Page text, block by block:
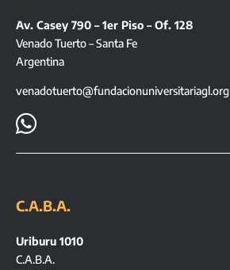
Av. Casey 790 – 1er Piso – Of. 128
Venado Tuerto – Santa Fe
Argentina
venadotuerto@fundacionuniversitariagl.org

C.A.B.A.
Uriburu 1010
C.A.B.A.